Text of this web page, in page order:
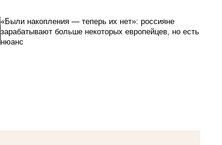
«Были накопления — теперь их нет»: россияне
зарабатывают больше некоторых европейцев, но есть
нюанс